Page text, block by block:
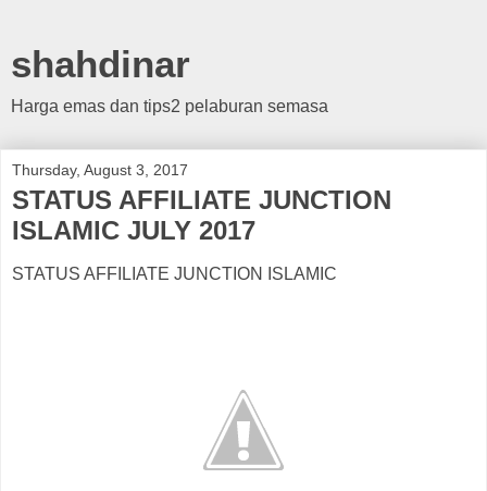
shahdinar
Harga emas dan tips2 pelaburan semasa
Thursday, August 3, 2017
STATUS AFFILIATE JUNCTION
ISLAMIC JULY 2017
STATUS AFFILIATE JUNCTION ISLAMIC